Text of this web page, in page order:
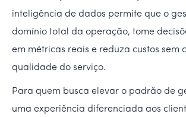
inteligência de dados permite que o
domínio total da operação, tome
em métricas reais e reduza custos sem
qualidade do serviço.
Para quem busca elevar o padrão de
uma experiência diferenciada aos